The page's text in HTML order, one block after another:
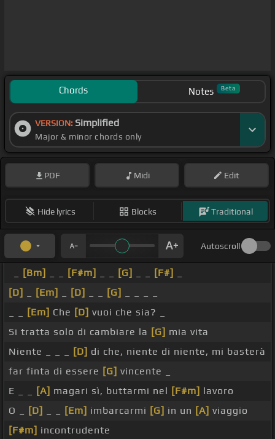
Chords Notes Beta
VERSION: Simplified
Major & minor chords only
PDF Midi Edit
Hide lyrics Blocks Traditional
Autoscroll
[Bm] [F#m] [G] [F#]
[D]
[Em] [D] [G]
[Em] Che [D] vuoi che sia? _
Si tratta solo di cambiare la [G] mia vita
Niente _ _ _
[D] di che, niente di niente, mi basterà
far finta di essere [G] vincente _
E _ _
[A] magari sì, buttarmi nel [F#m] lavoro
O _
[D] [Em] imbarcarmi [G] in un [A] viaggio
[F#m] incontrudente